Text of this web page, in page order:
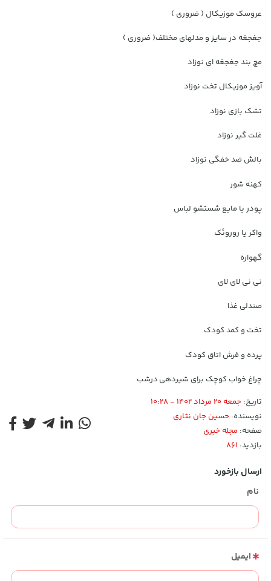
عروسک موزیکال ( ضروری )
جغجغه در سایز و مدلهای مختلف( ضروری )
مچ بند جغجغه ای نوزاد
آویز موزیکال تخت نوزاد
تشک بازی نوزاد
غلت گیر نوزاد
بالش ضد خفگی نوزاد
کهنه شور
پودر یا مایع شستشو لباس
واکر یا روروئک
گهواره
نی نی لای لای
صندلی غذا
تخت و کمد کودک
پرده و فرش اتاق کودک
چراغ خواب کوچک برای شیردهی درشب
تاریخ: جمعه 20 مرداد 1402 - 10:28
نویسنده: حسین جان نثاری
صفحه: مجله خبری
بازدید: 861
ارسال بازخورد
نام
ایمیل